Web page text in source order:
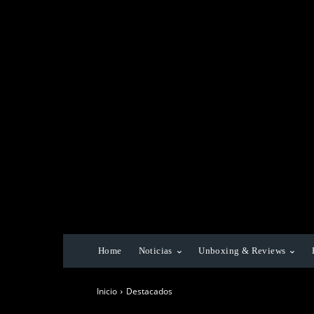
Home Noticias Unboxing & Reviews
Inicio Destacados